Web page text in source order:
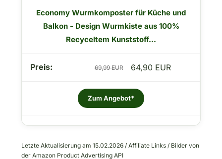
Economy Wurmkomposter für Küche und
Balkon - Design Wurmkiste aus 100%
Recyceltem Kunststoff...
69,99 EUR 64,90 EUR
Zum Angebot*
Letzte Aktualisierung am 15.02.2026 / Affiliate Links / Bilder von
der Amazon Product Advertising API